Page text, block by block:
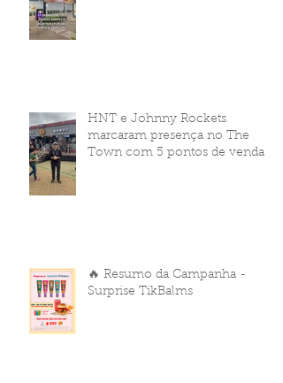
HNT e Johnny Rockets
marcaram presença no The
Town com 5 pontos de venda
🔥 Resumo da Campanha -
Surprise TikBalms